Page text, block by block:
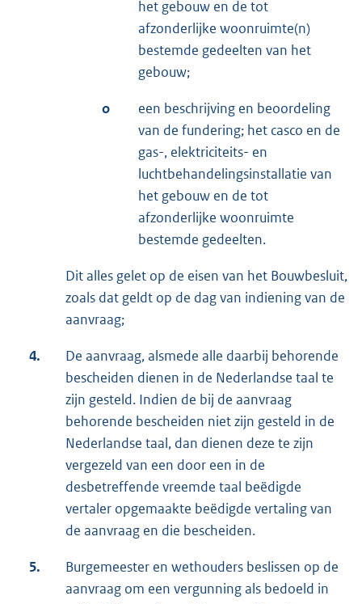
het gebouw en de tot
afzonderlijke woonruimte(n)
bestemde gedeelten van het
gebouw;
o
een beschrijving en beoordeling
van de fundering; het casco en de
gas-, elektriciteits- en
luchtbehandelingsinstallatie van
het gebouw en de tot
afzonderlijke woonruimte
bestemde gedeelten.
Dit alles gelet op de eisen van het Bouwbesluit,
zoals dat geldt op de dag van indiening van de
aanvraag;
4.
De aanvraag, alsmede alle daarbij behorende
bescheiden dienen in de Nederlandse taal te
zijn gesteld. Indien de bij de aanvraag
behorende bescheiden niet zijn gesteld in de
Nederlandse taal, dan dienen deze te zijn
vergezeld van een door een in de
desbetreffende vreemde taal beëdigde
vertaler opgemaakte beëdigde vertaling van
de aanvraag en die bescheiden.
5.
Burgemeester en wethouders beslissen op de
aanvraag om een vergunning als bedoeld in